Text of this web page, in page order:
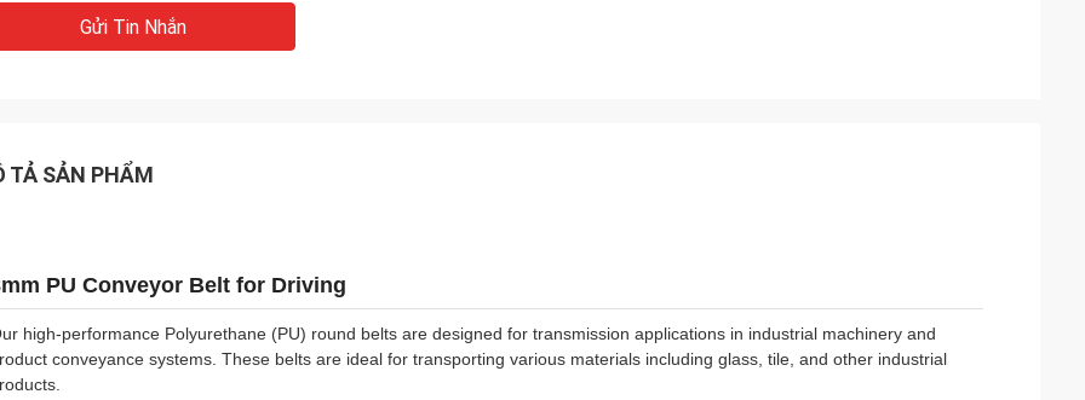
Gửi Tin Nhắn
TẢ SẢN PHẨM
PU Conveyor Belt for Driving
high-performance Polyurethane (PU) round belts are designed for transmission applications in industrial machinery and
conveyance systems. These belts are ideal for transporting various materials including glass, tile, and other industrial